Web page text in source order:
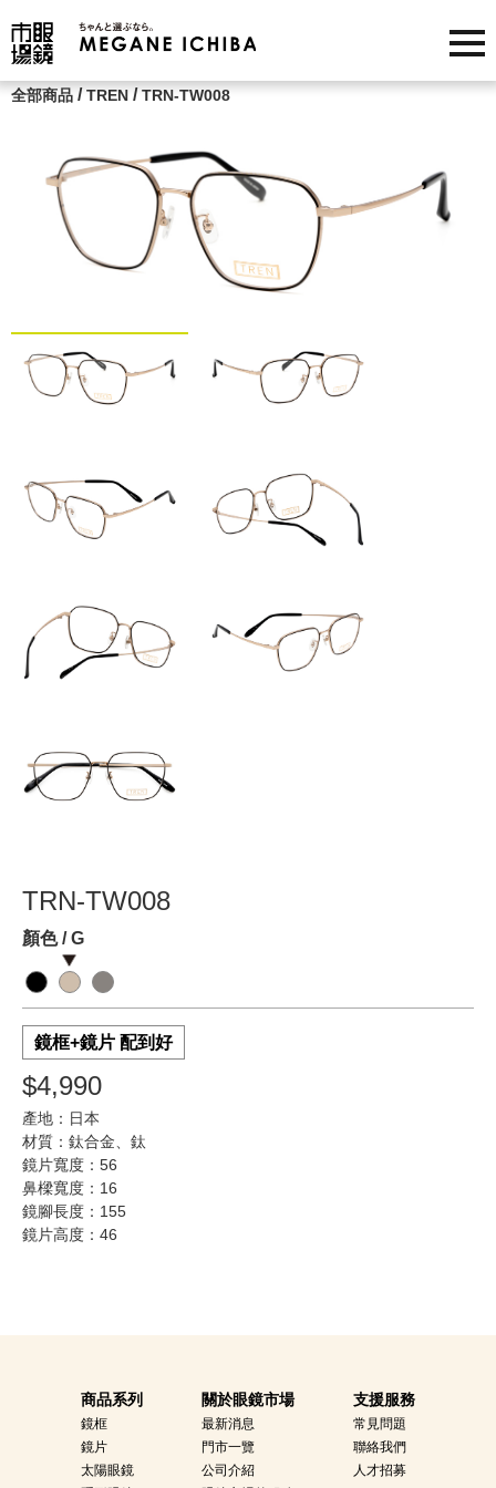
全部商品 /TREN /TRN-TW008
TRN-TW008
顏色 / G
鏡框+鏡片 配到好
$4,990
產地：日本
材質：鈦合金、鈦
鏡片寬度：56
鼻樑寬度：16
鏡腳長度：155
鏡片高度：46
商品系列
鏡框
鏡片
太陽眼鏡
關於眼鏡市場
最新消息
門市一覽
公司介紹
支援服務
常見問題
聯絡我們
人才招募